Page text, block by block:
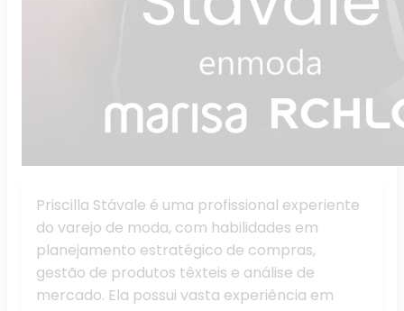
Priscilla Stávale é uma profissional experiente
do varejo de moda, com habilidades em
planejamento estratégico de compras,
gestão de produtos têxteis e análise de
mercado. Ela possui vasta experiência em